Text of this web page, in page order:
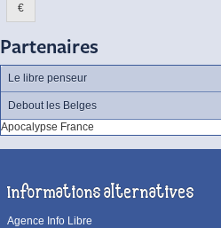
€
Partenaires
Le libre penseur
Debout les Belges
Apocalypse France
Informations alternatives
Agence Info Libre